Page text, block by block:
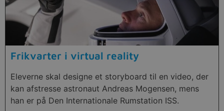
Frikvarter i virtual reality
Eleverne skal designe et storyboard til en video, der
kan afstresse astronaut Andreas Mogensen, mens
han er på Den Internationale Rumstation ISS.